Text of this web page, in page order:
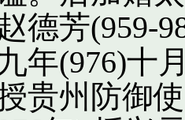
德芳(959-
年(976)十
贵州防御